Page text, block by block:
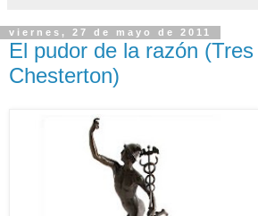
viernes, 27 de mayo de 2011
El pudor de la razón
Chesterton)